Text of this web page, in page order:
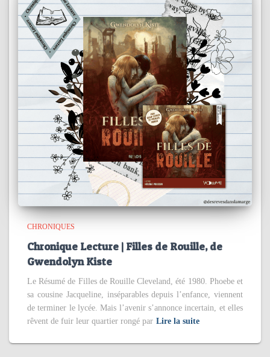
CHRONIQUES
Chronique Lecture | Filles de Rouille, de
Gwendolyn Kiste
Le Résumé de Filles de Rouille Cleveland, été 1980. Phoebe et
sa cousine Jacqueline, inséparables depuis l’enfance, viennent
de terminer le lycée. Mais l’avenir s’annonce incertain, et elles
rêvent de fuir leur quartier rongé par Lire la suite